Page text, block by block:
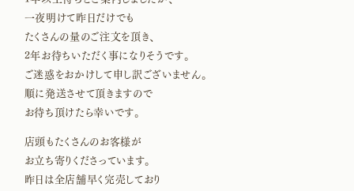
一夜明けて昨日だけでも
たくさんの量のご注文を頂き、
2年お待ちいただく事になりそうです。
ご迷惑をおかけして申し訳ございません。
順に発送させて頂きますので
お待ち頂けたら幸いです。
店頭もたくさんのお客様が
お立ち寄りくださっています。
昨日は全店舗早く完売しており